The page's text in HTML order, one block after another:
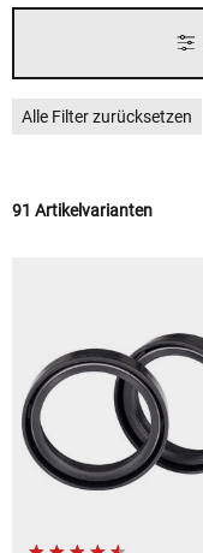
Alle Filter zurücksetzen
91 Artikelvarianten